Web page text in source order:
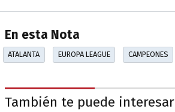
En esta Nota
ATALANTA EUROPA LEAGUE CAMPEONES
También te puede interesar